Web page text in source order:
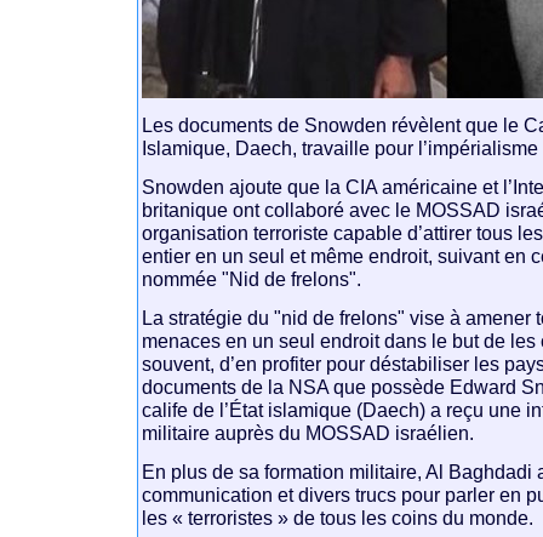
Les documents de Snowden révèlent que le
Islamique, Daech, travaille pour
Snowden ajoute que la CIA américaine et
britanique ont collaboré avec le MOSSAD
organisation terroriste capable d’attirer tous
entier en un seul et même endroit, suivant en
nommée "Nid de frelons".
La stratégie du "nid de frelons" vise à amener
menaces en un seul endroit dans le but de les
souvent, d’en profiter pour déstabiliser les
documents de la NSA que possède Edward
calife de l’État islamique (Daech) a reçu une
militaire auprès du MOSSAD israélien.
En plus de sa formation militaire, Al Baghdadi
communication et divers trucs pour parler en
les « terroristes » de tous les coins du monde.